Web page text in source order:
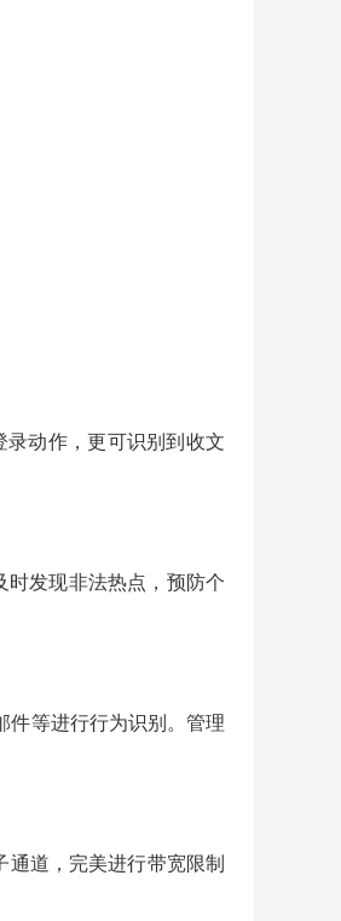
动作，更可识别到收文
时发现非法热点，预防个
件等进行行为识别。管理
道，完美进行带宽限制